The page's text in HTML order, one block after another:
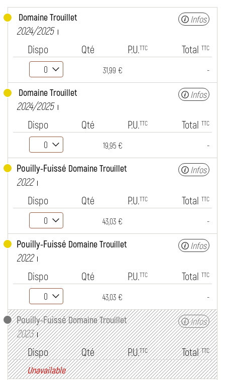
Domaine Trouillet
2024/2025
Infos
Dispo Qté P.U.TTC Total TTC
31,99 € -
Domaine Trouillet
2024/2025
Infos
Dispo Qté P.U.TTC Total TTC
19,95 € -
Pouilly-Fuissé Domaine Trouillet
2022
Infos
Dispo Qté P.U.TTC Total TTC
43,03 € -
Pouilly-Fuissé Domaine Trouillet
2022
Infos
Dispo Qté P.U.TTC Total TTC
43,03 € -
Pouilly-FuisséDomaine Trouillet
2023
Infos
Dispo Qté P.U.TTC TotalTTC
Unavailable